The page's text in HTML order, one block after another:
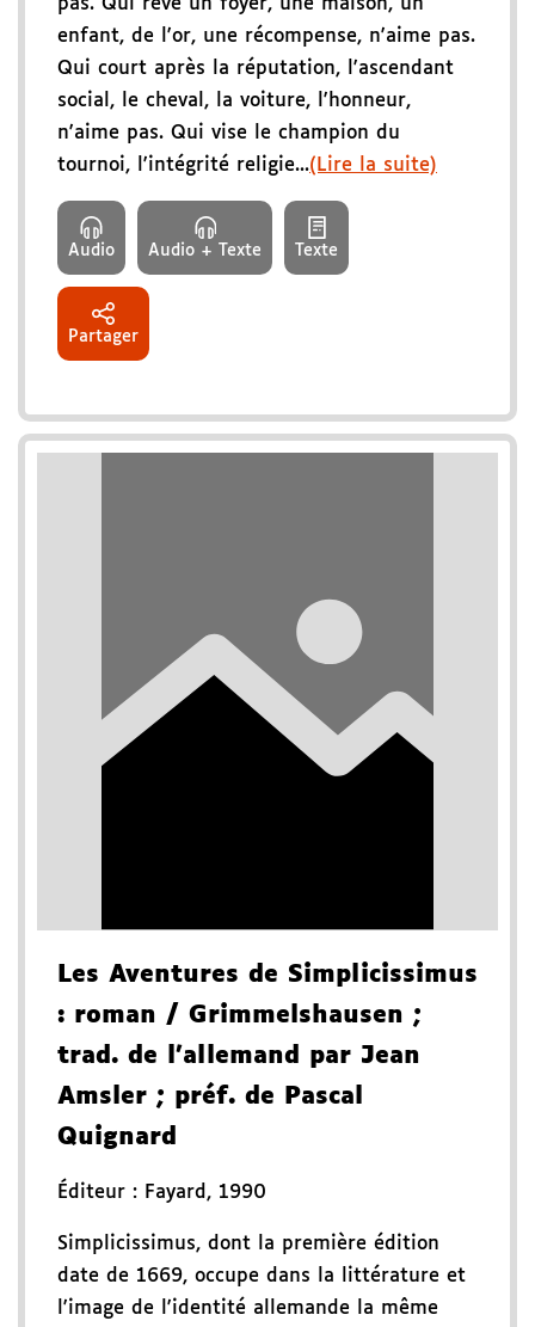
pas. Qui rêve un foyer, une maison, un
enfant, de l'or, une récompense, n'aime pas.
Qui court après la réputation, l'ascendant
social, le cheval, la voiture, l'honneur,
n'aime pas. Qui vise le champion du
tournoi, l'intégrité religie...(Lire la suite)
Audio Audio + Texte Texte
Partager
Les Aventures de Simplicissimus
: roman / Grimmelshausen ;
trad. de l'allemand par Jean
Amsler ; préf. de Pascal
Quignard
Éditeur : Fayard, 1990
Simplicissimus, dont la première édition
date de 1669, occupe dans la littérature et
l'image de l'identité allemande la même